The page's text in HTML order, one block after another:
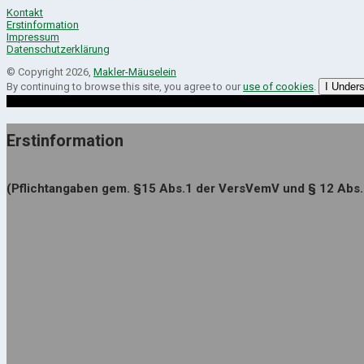
Kontakt
Erstinformation
Impressum
Datenschutzerklärung
© Copyright 2026, Makler-Mäuselein
By continuing to browse this site, you agree to our use of cookies. I
Erstinformation
(Pflichtangaben gem. §15 Abs.1 der VersVemV und § 12